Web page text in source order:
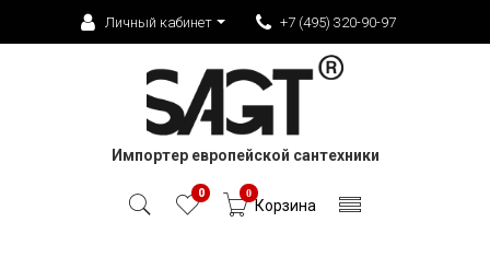
Личный кабинет +7 (495) 320-90-97
Импортер европейской сантехники
0 0
Корзина